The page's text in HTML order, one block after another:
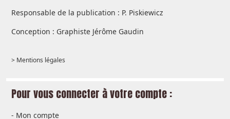
Responsable de la publication : P. Piskiewicz
Conception : Graphiste Jérôme Gaudin
> Mentions légales
Pour vous connecter à votre compte :
- Mon compte